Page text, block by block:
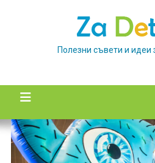
Полезни съвети и идеи